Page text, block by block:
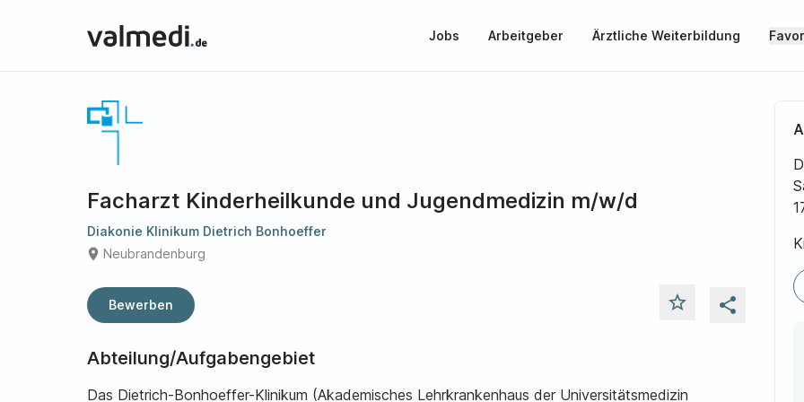
Jobs Arbeitgeber Ärztliche Weiterbildung
Facharzt Kinderheilkunde und Jugendmedizin m/w/d
Diakonie Klinikum Dietrich Bonhoeffer
place Neubrandenburg
Bewerben star_outline share
Abteilung/Aufgabengebiet
Das Dietrich-Bonhoeffer-Klinikum (Akademisches Lehrkrankenhaus der Universitätsmedizin